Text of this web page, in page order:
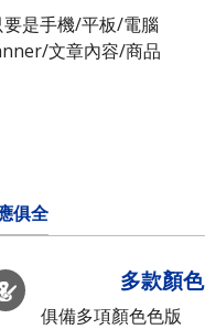
是手機/平板/電腦
文章內容/商品
俱全
多款顏色
俱備多項顏色色版